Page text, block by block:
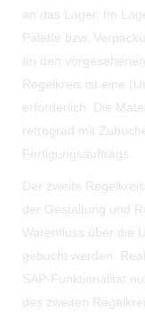
an das Lager. Im
Palette bzw.
an den
Regelkreis ist eine
erforderlich. Die
retrograd mit
Fertigungsauftrags.
Der zweite
der Gestaltung und
Warenfluss über die
gebucht werden.
SAP-Funktionalität
des zweiten